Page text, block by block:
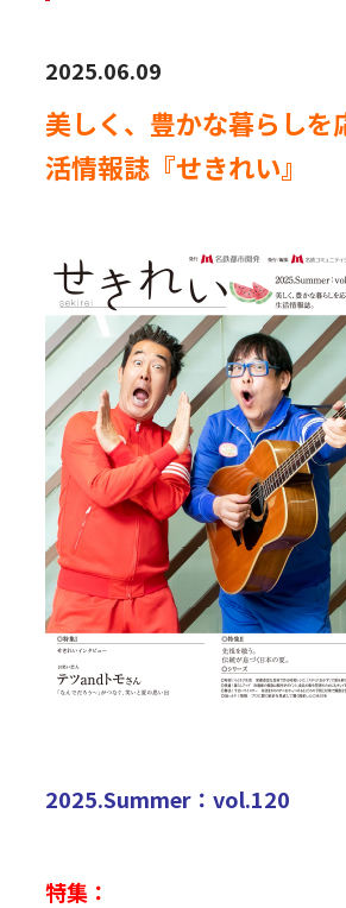
2025.06.09
美しく、豊かな暮らしを
活情報誌『せきれい』
2025.Summer：vol.120
特集：